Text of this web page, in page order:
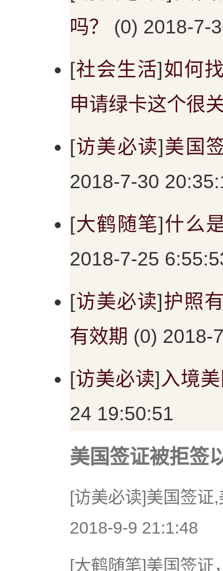
吗？
(0) 2018-7-
[社会生活]如何
申请绿卡这个很
[访美必读]美国
2018-7-30
[大鹤随笔]什么
2018-7-25
[访美必读]护照
有效期 (0) 2018-
[访美必读]入境
24 19:50:51
美国签证被拒签
[访美必读]美国签证
2018-9-9 21:1:48
[大鹤随笔]美国签证